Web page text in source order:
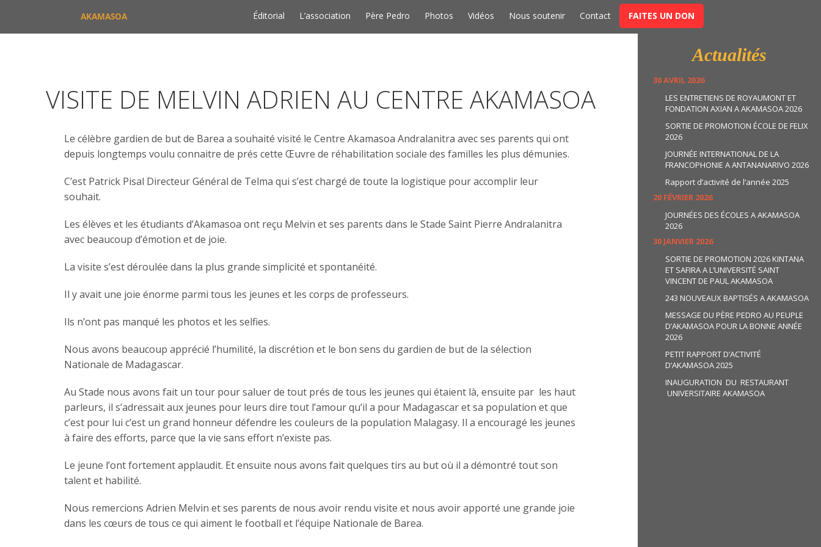
AKAMASOA Éditorial L’association Père Pedro Photos Vidéos Nous soutenir Contact FAITES UN DON
VISITE DE MELVIN ADRIEN AU CENTRE AKAMASOA
Le célèbre gardien de but de Barea a souhaité visité le Centre Akamasoa Andralanitra avec ses parents qui ont
depuis longtemps voulu connaitre de prés cette Œuvre de réhabilitation sociale des familles les plus démunies.
C’est Patrick Pisal Directeur Général de Telma qui s’est chargé de toute la logistique pour accomplir leur
souhait.
Les élèves et les étudiants d’Akamasoa ont reçu Melvin et ses parents dans le Stade Saint Pierre Andralanitra
avec beaucoup d’émotion et de joie.
La visite s’est déroulée dans la plus grande simplicité et spontanéité.
Il y avait une joie énorme parmi tous les jeunes et les corps de professeurs.
Ils n’ont pas manqué les photos et les selfies.
Nous avons beaucoup apprécié l’humilité, la discrétion et le bon sens du gardien de but de la sélection
Nationale de Madagascar.
Au Stade nous avons fait un tour pour saluer de tout prés de tous les jeunes qui étaient là, ensuite par les haut
parleurs, il s’adressait aux jeunes pour leurs dire tout l’amour qu’il a pour Madagascar et sa population et que
c’est pour lui c’est un grand honneur défendre les couleurs de la population Malagasy. Il a encouragé les jeunes
à faire des efforts, parce que la vie sans effort n’existe pas.
Le jeune l’ont fortement applaudit. Et ensuite nous avons fait quelques tirs au but où il a démontré tout son
talent et habilité.
Nous remercions Adrien Melvin et ses parents de nous avoir rendu visite et nous avoir apporté une grande joie
dans les cœurs de tous ce qui aiment le football et l’équipe Nationale de Barea.
Actualités
30 AVRIL 2026
LES ENTRETIENS DE ROYAUMONT ET
FONDATION AXIAN A AKAMASOA 2026
SORTIE DE PROMOTION ÉCOLE DE FELIX
2026
JOURNÉE INTERNATIONAL DE LA
FRANCOPHONIE A ANTANANARIVO 2026
Rapport d’activité de l’année 2025
20 FÉVRIER 2026
JOURNÉES DES ÉCOLES A AKAMASOA
2026
30 JANVIER 2026
SORTIE DE PROMOTION 2026 KINTANA
ET SAFIRA A L’UNIVERSITÉ SAINT
VINCENT DE PAUL AKAMASOA
243 NOUVEAUX BAPTISÉS A AKAMASOA
MESSAGE DU PÈRE PEDRO AU PEUPLE
D’AKAMASOA POUR LA BONNE ANNÉE
2026
PETIT RAPPORT D’ACTIVITÉ
D’AKAMASOA 2025
INAUGURATION DU RESTAURANT
UNIVERSITAIRE AKAMASOA